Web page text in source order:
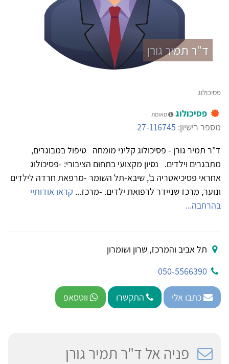
ד"ר תמיר גורן
פסיכולוג
פסיכולוג מאומת
מספר רישיון: 27-116745
ד"ר תמיר גורן - פסיכולוג קליני מומחה טיפול במבוגרים,
מתבגרים וילדים. נסיון מקצועי בתחום הציבורי: -פסיכולוג
אחראי פסיכיאטריה ב', שיבא-תל השומר -מרפאת חרדה לילדים
ונוער, מרכז שניידר לרפואת ילדים. -מרכז... קראו אודותיי
בהרחבה...
תל אביב והמרכז, שרון ושומרון
050-5566390
כתבו אלי התקשרו ווטסאפ
פניה אל ד"ר תמיר גורן